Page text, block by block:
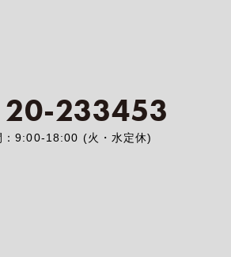
233453
：9:00-18:00 (火・水定休)